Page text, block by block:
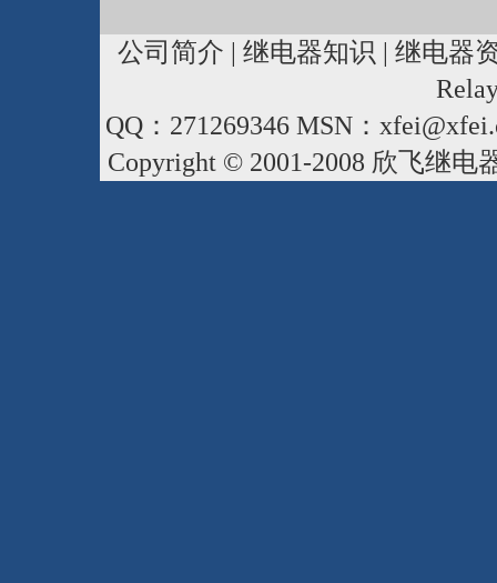
公司简介 | 继电器知识 | 继电器
QQ：271269346 MSN：
Copyright © 2001-2008 欣飞继电